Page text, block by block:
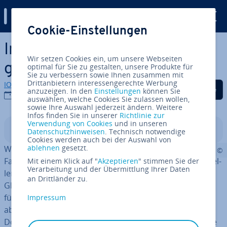
Zum Haupt­in­halt springen
In­for­ma­ti­on Retrieval: Die
große Suche nach Wissen
IONOS Redaktion
12.10.2017
Auf Facebook teilen
Auf Twitter teilen
Auf LinkedIn
In­halts­ver­zeich­nis
Wir leben in einer In­for­ma­ti­ons­ge­sell­schaft. Daten,
Fakten und Wissen nehmen einen ungleich höheren Stel­
len­wert ein als noch vor einem halben Jahr­hun­dert.
Gleich­zei­tig gib es dank des Internets immer mehr ver­
füg­ba­re In­for­ma­tio­nen. Doch diese müssen auch
abgerufen werden – dabei helfen uns Such­ma­schi­nen.
Doch wie kommen diese wiederum an die Daten, die sie
Cookie-Einstellungen
Wir setzen Cookies ein, um unsere Webseiten
optimal für Sie zu gestalten, unsere Produkte für
Sie zu verbessern sowie Ihnen zusammen mit
Drittanbietern interessengerechte Werbung
anzuzeigen. In den Einstellungen können Sie
auswählen, welche Cookies Sie zulassen wollen,
sowie Ihre Auswahl jederzeit ändern. Weitere
Infos finden Sie in unserer Richtlinie zur
Verwendung von Cookies und in unseren
Datenschutzhinweisen. Technisch notwendige
Cookies werden auch bei der Auswahl von
ablehnen gesetzt.
Mit einem Klick auf "Akzeptieren" stimmen Sie der
Verarbeitung und der Übermittlung Ihrer Daten
an Drittländer zu.
Impressum